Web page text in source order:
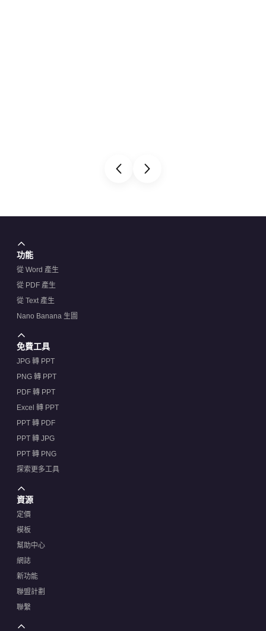
功能
從 Word 產生
從 PDF 產生
從 Text 產生
Nano Banana 生圖
免費工具
JPG 轉 PPT
PNG 轉 PPT
PDF 轉 PPT
Excel 轉 PPT
PPT 轉 PDF
PPT 轉 JPG
PPT 轉 PNG
探索更多工具
資源
定價
模板
幫助中心
網誌
新功能
聯盟計劃
聯繫